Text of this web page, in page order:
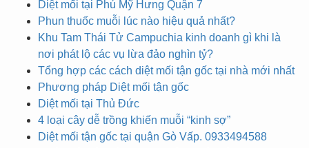
Diệt mối tại Phú Mỹ Hưng Quận 7
Phun thuốc muỗi lúc nào hiệu quả nhất?
Khu Tam Thái Tử Campuchia kinh doanh gì khi là
nơi phát lộ các vụ lừa đảo nghìn tỷ?
Tổng hợp các cách diệt mối tận gốc tại nhà mới nhất
Phương pháp Diệt mối tận gốc
Diệt mối tại Thủ Đức
4 loại cây dễ trồng khiến muỗi “kinh sợ”
Diệt mối tận gốc tại quận Gò Vấp. 0933494588